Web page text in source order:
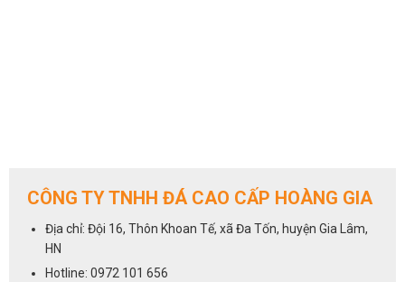
CÔNG TY TNHH ĐÁ CAO CẤP HOÀNG GIA
Địa chỉ: Đội 16, Thôn Khoan Tế, xã Đa Tốn, huyện Gia Lâm,
HN
Hotline: 0972 101 656